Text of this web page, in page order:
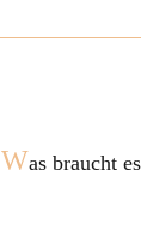
Was braucht